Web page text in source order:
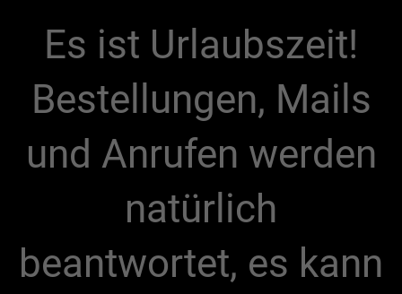
Es ist Urlaubszeit!
Bestellungen, Mails
und Anrufen werden
natürlich
beantwortet, es kann